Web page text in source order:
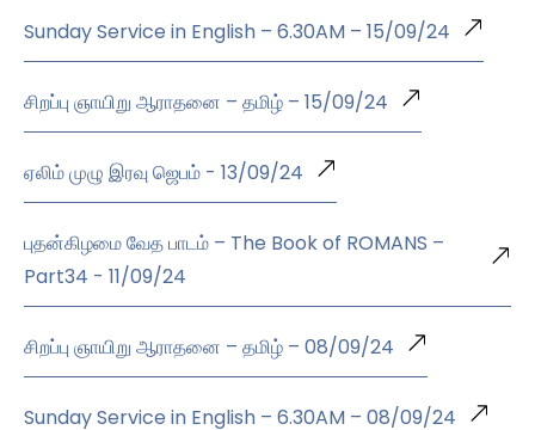
Sunday Service in English – 6.30AM – 15/09/24
சிறப்பு ஞாயிறு ஆராதனை – தமிழ் – 15/09/24
ஏலிம் முழு இரவு ஜெபம் - 13/09/24
புதன்கிழமை வேத பாடம் – The Book of ROMANS –
Part34 - 11/09/24
சிறப்பு ஞாயிறு ஆராதனை – தமிழ் – 08/09/24
Sunday Service in English – 6.30AM – 08/09/24